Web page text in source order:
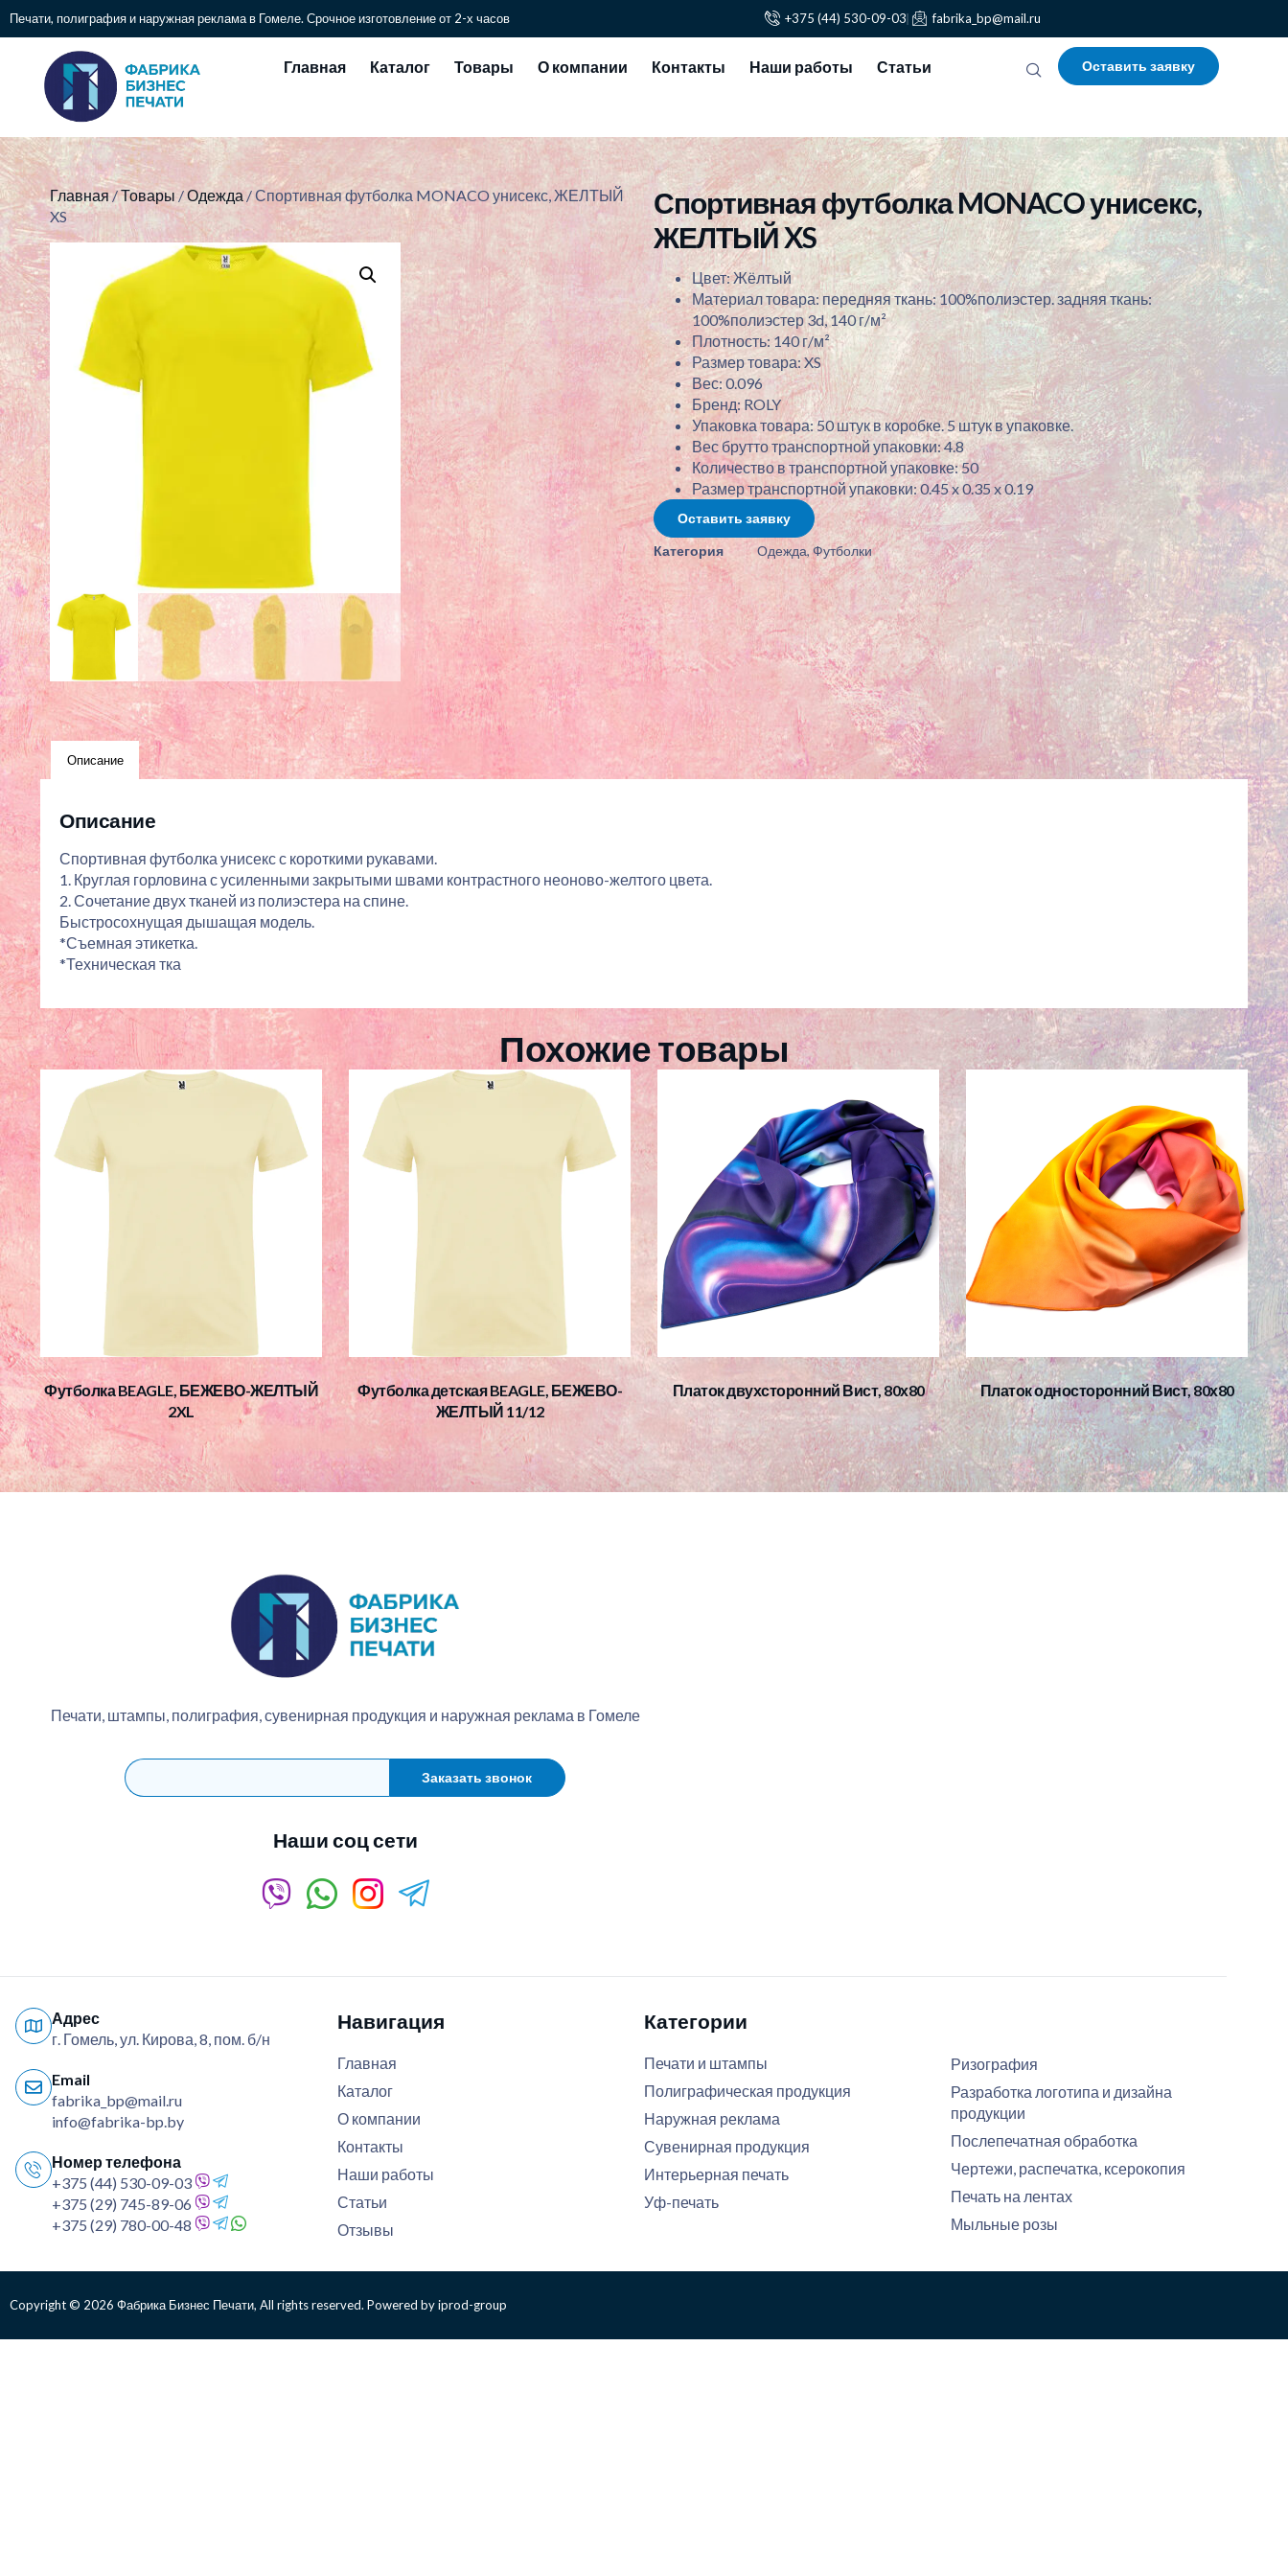
Печати, полиграфия и наружная реклама в Гомеле. Срочное изготовление от 2-х часов +375 (44) 530-09-03 fabrika_bp@mail.ru
Главная Каталог Товары О компании Контакты Наши работы Статьи Оставить заявку
Главная/Товары/Одежда / Спортивная футболка MONACO унисекс, ЖЕЛТЫЙ
XS
Спортивная футболка MONACO унисекс,
ЖЕЛТЫЙ XS
Цвет: Жёлтый
Материал товара: передняя ткань: 100%полиэстер. задняя ткань:
100%полиэстер 3d, 140 г/м²
Плотность: 140 г/м²
Размер товара: XS
Вес: 0.096
Бренд: ROLY
Упаковка товара: 50 штук в коробке. 5 штук в упаковке.
Вес брутто транспортной упаковки: 4.8
Количество в транспортной упаковке: 50
Размер транспортной упаковки: 0.45 x 0.35 x 0.19
Оставить заявку
Категория
Одежда,Футболки
Описание
Описание
Спортивная футболка унисекс с короткими рукавами.
1. Круглая горловина с усиленными закрытыми швами контрастного неоново-желтого цвета.
2. Сочетание двух тканей из полиэстера на спине.
Быстросохнущая дышащая модель.
*Съемная этикетка.
*Техническая тка
Похожие товары
Футболка BEAGLE, БЕЖЕВО-ЖЕЛТЫЙ
2XL
Футболка детская BEAGLE, БЕЖЕВО-
ЖЕЛТЫЙ 11/12
Платок двухсторонний Вист, 80х80 Платок односторонний Вист, 80х80
Печати, штампы, полиграфия, сувенирная продукция и наружная реклама в Гомеле
Заказать звонок
Наши соц сети
Адрес
г. Гомель, ул. Кирова, 8, пом. б/н
Email
fabrika_bp@mail.ru
info@fabrika-bp.by
Номер телефона
+375 (44) 530-09-03
+375 (29) 745-89-06
+375 (29) 780-00-48
Навигация
Главная
Каталог
О компании
Контакты
Наши работы
Статьи
Отзывы
Категории
Печати и штампы
Полиграфическая продукция
Наружная реклама
Сувенирная продукция
Интерьерная печать
Уф-печать
Ризография
Разработка логотипа и дизайна
продукции
Послепечатная обработка
Чертежи, распечатка, ксерокопия
Печать на лентах
Мыльные розы
Copyright © 2026 Фабрика Бизнес Печати, All rights reserved. Powered by iprod-group